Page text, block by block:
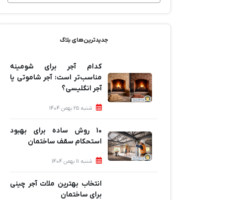
جدیدترین‌های بلاگ
کدام آجر برای شومینه
مناسب‌تر است: آجر شاموتی یا
آجر انگلیسی؟
شنبه 25 بهمن 1404
10 روش ساده برای بهبود
استحکام سقف ساختمان
شنبه 11 بهمن 1404
انتخاب بهترین ملات آجر چینی
برای ساختمان‌